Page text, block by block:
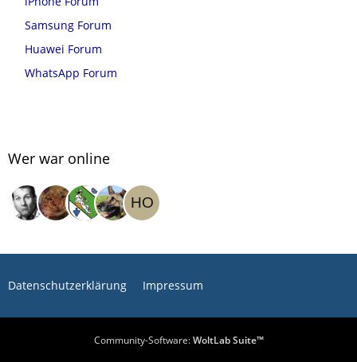
Samsung Forum
Huawei Forum
WhatsApp Forum
Wer war online
Datenschutzerklärung Impressum
Community-Software:WoltLab Suite™